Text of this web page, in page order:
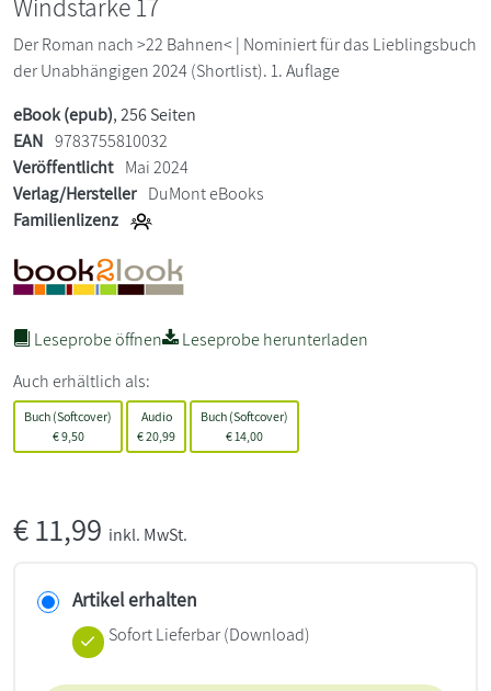
Der Roman nach >22 Bahnen< | Nominiert für das Lieblingsbuch
der Unabhängigen 2024 (Shortlist). 1. Auflage
eBook (epub), 256 Seiten
EAN 9783755810032
Veröffentlicht Mai 2024
Verlag/Hersteller DuMont eBooks
Familienlizenz
Leseprobe öffnen
Leseprobe herunterladen
Auch erhältlich als:
Buch (Softcover)
€9,50
Audio
€20,99
Buch (Softcover)
€ 14,00
€11,99 inkl. MwSt.
Artikel erhalten
Sofort Lieferbar (Download)